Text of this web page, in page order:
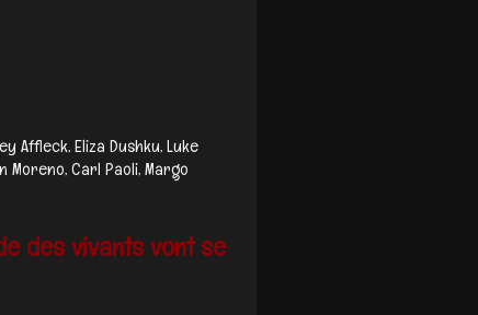
Affleck, Eliza Dushku, Luke
Moreno, Carl Paoli, Margo
des vivants vont se